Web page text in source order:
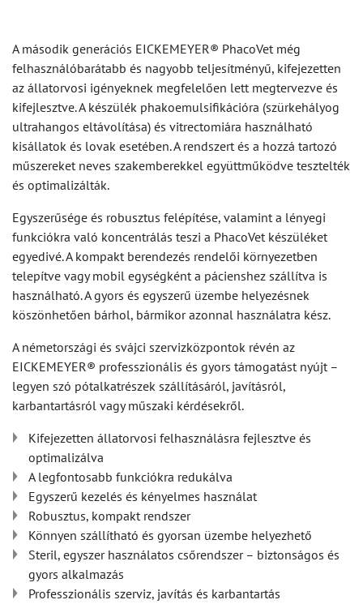
A második generációs EICKEMEYER® PhacoVet még
felhasználóbarátabb és nagyobb teljesítményű, kifejezetten
az állatorvosi igényeknek megfelelően lett megtervezve és
kifejlesztve. A készülék phakoemulsifikációra (szürkehályog
ultrahangos eltávolítása) és vitrectomiára használható
kisállatok és lovak esetében. A rendszert és a hozzá tartozó
műszereket neves szakemberekkel együttműködve tesztelték
és optimalizálták.
Egyszerűsége és robusztus felépítése, valamint a lényegi
funkciókra való koncentrálás teszi a PhacoVet készüléket
egyedivé. A kompakt berendezés rendelői környezetben
telepítve vagy mobil egységként a pácienshez szállítva is
használható. A gyors és egyszerű üzembe helyezésnek
köszönhetően bárhol, bármikor azonnal használatra kész.
A németországi és svájci szervizközpontok révén az
EICKEMEYER® professzionális és gyors támogatást nyújt –
legyen szó pótalkatrészek szállításáról, javításról,
karbantartásról vagy műszaki kérdésekről.
Kifejezetten állatorvosi felhasználásra fejlesztve és
optimalizálva
A legfontosabb funkciókra redukálva
Egyszerű kezelés és kényelmes használat
Robusztus, kompakt rendszer
Könnyen szállítható és gyorsan üzembe helyezhető
Steril, egyszer használatos csőrendszer – biztonságos és
gyors alkalmazás
Professzionális szerviz, javítás és karbantartás